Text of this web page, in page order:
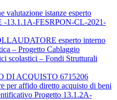
valutazione istanze esperto
13.1.1A-FESRPON-CL-2021-
esperto interno
– Progetto Cablaggio
scolastici – Fondi Strutturali
DI ACQUISTO 6715206
per affido diretto acquisto di beni
Progetto 13.1.2A-